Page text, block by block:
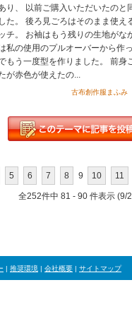
り、 以前ご購入いただいたのと
た。 後ろ見ごろはそのまま使え
チ。 お袖はもう残りの生地が
私の使用のプルオーバーから作
もう一度型を作りました。 前
が赤色が使えたの...
古布創作服まふ
5 6 7 8 9 10 11
全252件中 81 - 90 件表示 (9/
| 推奨環境 | 会社概要 | サイトマップ